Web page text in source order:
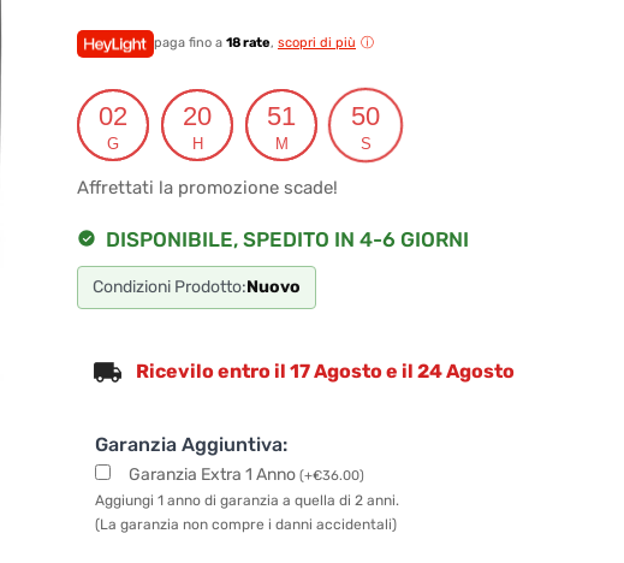
originale
era:
€375.00.
attuale
€360.00.
paga fino a 18 rate, scopri di più
02
G
20
H
51
M
49
S
Affrettati la promozione scade!
DISPONIBILE, SPEDITO IN 4-6 GIORNI
Condizioni Prodotto:Nuovo
Ricevilo entro il 17 Agosto e il 24 Agosto
Garanzia Aggiuntiva:
Garanzia Extra 1 Anno (+€36.00)
Aggiungi 1 anno di garanzia a quella di 2 anni.
(La garanzia non compre i danni accidentali)